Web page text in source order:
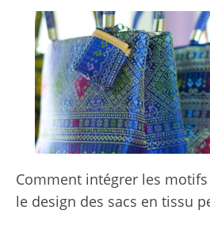
Comment intégrer les
le design des sacs en tissu